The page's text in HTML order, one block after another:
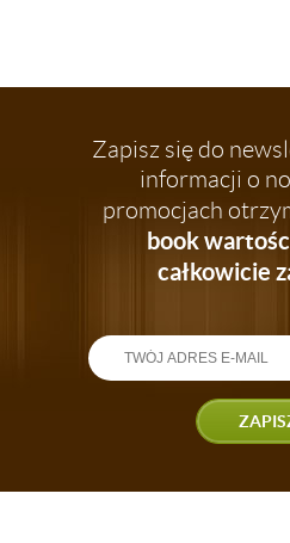
Zapisz się do
informacji o
promocjach
book
całkowicie